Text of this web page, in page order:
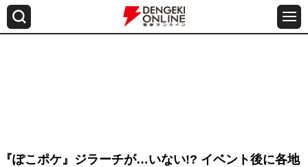
『ぽこポケ』ジラーチが…いない!? イベント後に各地